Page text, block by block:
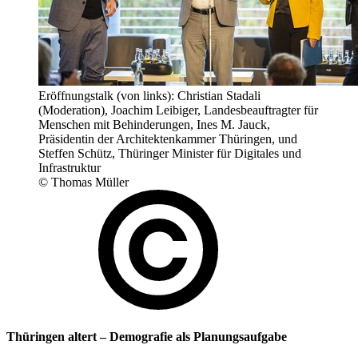
Eröffnungstalk (von links): Christian Stadali
(Moderation), Joachim Leibiger, Landesbeauftragter für
Menschen mit Behinderungen, Ines M. Jauck,
Präsidentin der Architektenkammer Thüringen, und
Steffen Schütz, Thüringer Minister für Digitales und
Infrastruktur
© Thomas Müller
Thüringen altert – Demografie als Planungsaufgabe